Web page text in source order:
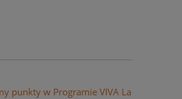
punkty w Programie VIVA La